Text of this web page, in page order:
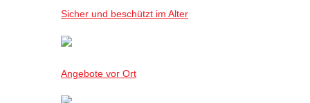
Sicher und beschützt im Alter
Angebote vor Ort